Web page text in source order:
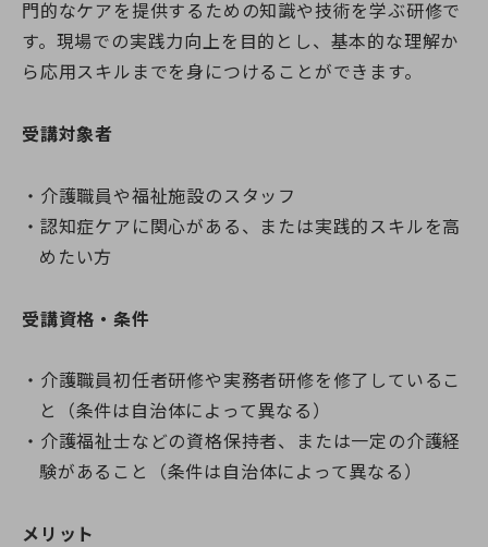
門的なケアを提供するための知識や技術を学ぶ研修で
す。現場での実践力向上を目的とし、基本的な理解か
ら応用スキルまでを身につけることができます。
受講対象者
介護職員や福祉施設のスタッフ
認知症ケアに関心がある、または実践的スキルを高
めたい方
受講資格・条件
介護職員初任者研修や実務者研修を修了しているこ
と（条件は自治体によって異なる）
介護福祉士などの資格保持者、または一定の介護経
験があること（条件は自治体によって異なる）
メリット